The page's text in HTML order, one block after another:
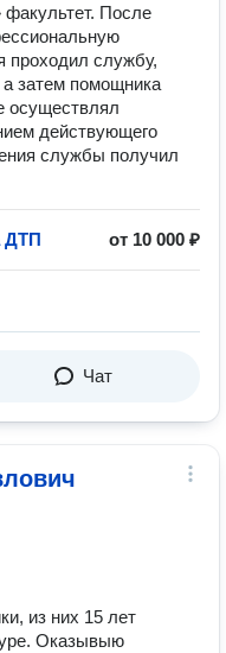
После
проходил службу,
затем помощника
осуществлял
действующего
службы получил
ДТП от 10 000 ₽
Чат
из них 15 лет
Оказывыю